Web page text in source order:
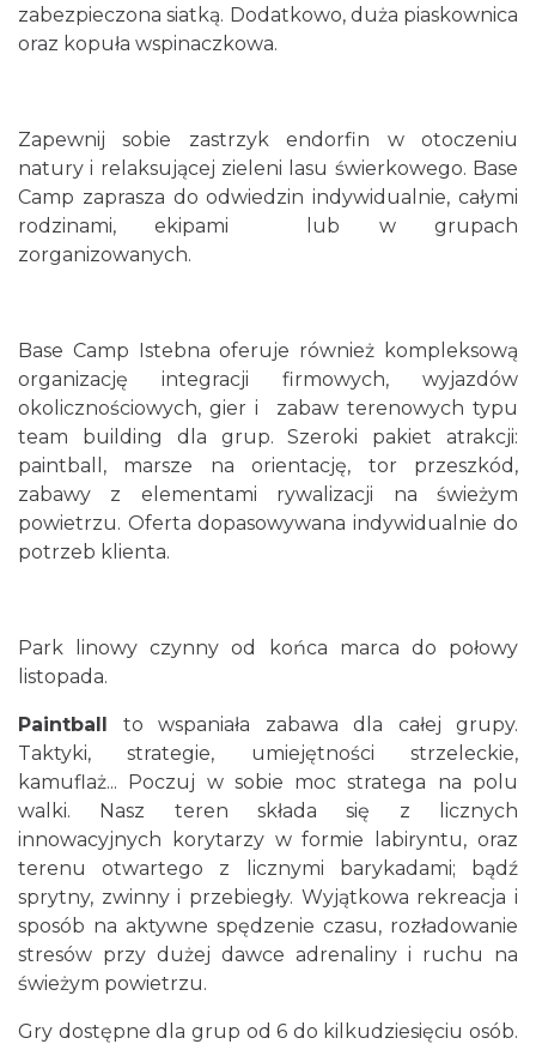
zabezpieczona siatką. Dodatkowo, duża piaskownica
oraz kopuła wspinaczkowa.
Zapewnij sobie zastrzyk endorfin w otoczeniu
natury i relaksującej zieleni lasu świerkowego. Base
Camp zaprasza do odwiedzin indywidualnie, całymi
rodzinami, ekipami lub w grupach
zorganizowanych.
Base Camp Istebna oferuje również kompleksową
organizację integracji firmowych, wyjazdów
okolicznościowych, gier i zabaw terenowych typu
team building dla grup. Szeroki pakiet atrakcji:
paintball, marsze na orientację, tor przeszkód,
zabawy z elementami rywalizacji na świeżym
powietrzu. Oferta dopasowywana indywidualnie do
potrzeb klienta.
Park linowy czynny od końca marca do połowy
listopada.
Paintball to wspaniała zabawa dla całej grupy.
Taktyki, strategie, umiejętności strze­leckie,
kamuflaż... Poczuj w sobie moc stratega na polu
walki. Nasz teren składa się z licznych
innowacyjnych korytarzy w formie labiryntu, oraz
terenu otwartego z licznymi barykadami; bądź
sprytny, zwinny i przebiegły. Wyjątkowa rekreacja i
sposób na aktywne spędzenie czasu, rozładowanie
stresów przy dużej dawce adrenaliny i ruchu na
świeżym po­wietrzu.
Gry dostępne dla grup od 6 do kilkudziesięciu osób.